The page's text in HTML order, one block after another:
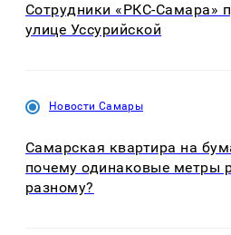
Сотрудники «РКС-Самара»
улице Уссурийской
Новости Самары
Самарская квартира на
почему одинаковые метры
разному?